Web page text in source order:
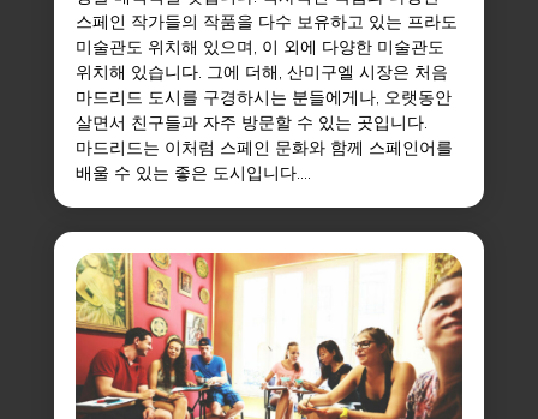
스페인 작가들의 작품을 다수 보유하고 있는 프라도
미술관도 위치해 있으며, 이 외에 다양한 미술관도
위치해 있습니다. 그에 더해, 산미구엘 시장은 처음
마드리드 도시를 구경하시는 분들에게나, 오랫동안
살면서 친구들과 자주 방문할 수 있는 곳입니다.
마드리드는 이처럼 스페인 문화와 함께 스페인어를
배울 수 있는 좋은 도시입니다....